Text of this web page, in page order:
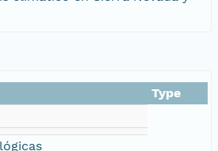
Type